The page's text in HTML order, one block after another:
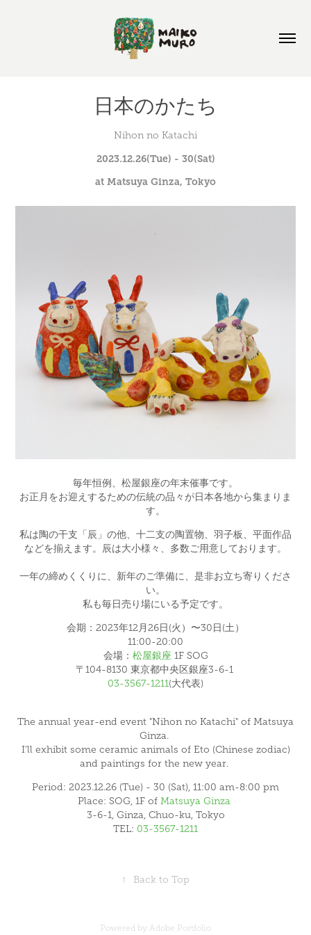
日本のかたち
Nihon no Katachi
2023.12.26(Tue) - 30(Sat)
at Matsuya Ginza, Tokyo
毎年恒例、松屋銀座の年末催事です。
お正月をお迎えするための伝統の品々が日本各地から集まりま
す。
私は陶の干支「辰」の他、十二支の陶置物、羽子板、平面作品
などを揃えます。辰は大小様々、多数ご用意しております。
一年の締めくくりに、新年のご準備に、是非お立ち寄りくださ
い。
私も毎日売り場にいる予定です。
会期：2023年12月26日(火）〜30日(土）
11:00-20:00
会場： 松屋銀座 1F SOG
〒104-8130 東京都中央区銀座3-6-1
03-3567-1211 (大代表)
The annual year-end event "Nihon no Katachi" of Matsuya
Ginza.
I'll exhibit some ceramic animals of Eto (Chinese zodiac)
and paintings for the new year.
Period: 2023.12.26 (Tue) - 30 (Sat), 11:00 am-8:00 pm
Place: SOG, 1F of Matsuya Ginza
3-6-1, Ginza, Chuo-ku, Tokyo
TEL: 03-3567-1211
↑ Back to Top
Powered by Adobe Portfolio